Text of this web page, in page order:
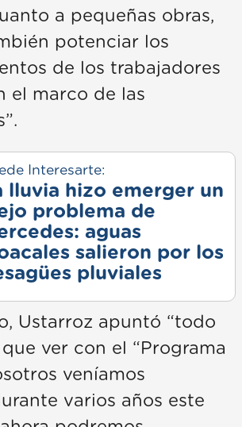
a pequeñas obras,
potenciar los
de los trabajadores
el marco de las
Interesarte:
lluvia hizo emerger un
problema de
aguas
salieron por los
pluviales
Ustarroz apuntó “todo
ver con el “Programa
veníamos
varios años este